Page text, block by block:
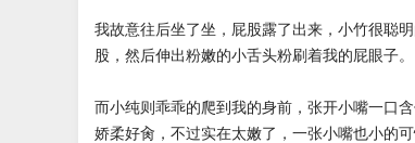
我故意往后坐了坐，屁股露了出来，小竹很聪
股，然后伸出粉嫩的小舌头粉刷着我的屁眼子。
而小纯则乖乖的爬到我的身前，张开小嘴一口
娇柔好肏，不过实在太嫩了，一张小嘴也小的